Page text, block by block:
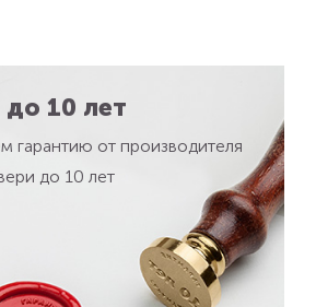
до 10 лет
гарантию от производителя
до 10 лет